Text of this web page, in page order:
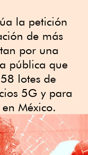
la petición
de más
por una
pública que
lotes de
5G y para
México.